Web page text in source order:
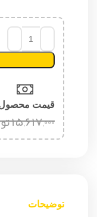
قیمت
۱۵,۶۱۷,۰۰۰
توضیحات